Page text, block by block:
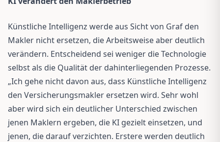
Künstliche Intelligenz werde aus Sicht von Graf den
Makler nicht ersetzen, die Arbeitsweise aber deutlich
verändern. Entscheidend sei weniger die Technologie
selbst als die Qualität der dahinterliegenden Prozesse.
„Ich gehe nicht davon aus, dass Künstliche Intelligenz
den Versicherungsmakler ersetzen wird. Sehr wohl
aber wird sich ein deutlicher Unterschied zwischen
jenen Maklern ergeben, die KI gezielt einsetzen, und
jenen, die darauf verzichten. Erstere werden deutlich